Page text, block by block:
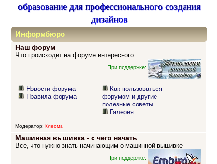
образование для профессионального создания
дизайнов
Информбюро
Наш форум
Что происходит на форуме интересного
При поддержке:
Новости форума
Правила форума
Как пользоваться
форумом и другие
полезные советы
Галерея
Модератор: Клеома
Машинная вышивка - с чего начать
Все, что нужно знать начинающим о машинной вышивке
При поддержке: